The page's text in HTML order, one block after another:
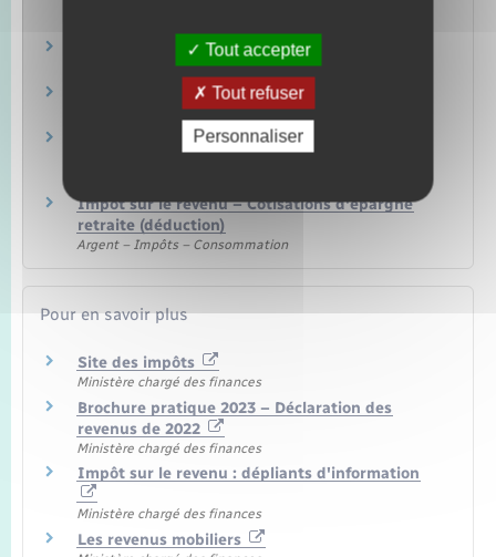
Livrets, plans et comptes d'épargne
Argent – Impôts – Consommation
Argent – Impôts – Consommation
Épargne salariale, participation et
Impôt sur le revenu – Cotisations d'épargne
retraite (déduction)
Argent – Impôts – Consommation
Pour en savoir plus
Site des impôts
Ministère chargé des finances
Brochure pratique 2023 – Déclaration des
revenus de 2022
Ministère chargé des finances
Impôt sur le revenu : dépliants d'information
Ministère chargé des finances
Les revenus mobiliers
Tout accepter
Tout refuser
Personnaliser